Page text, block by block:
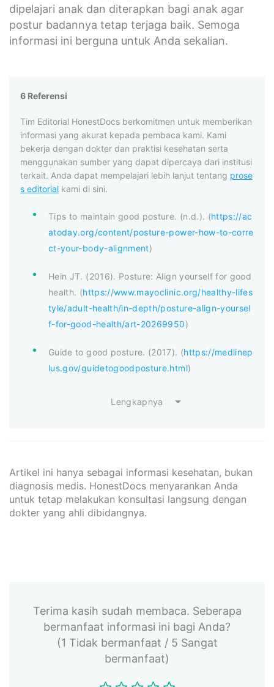
dipelajari anak dan diterapkan bagi anak agar
postur badannya tetap terjaga baik. Semoga
informasi ini berguna untuk Anda sekalian.
6 Referensi
Tim Editorial HonestDocs berkomitmen untuk memberikan
informasi yang akurat kepada pembaca kami. Kami
bekerja dengan dokter dan praktisi kesehatan serta
menggunakan sumber yang dapat dipercaya dari institusi
terkait. Anda dapat mempelajari lebih lanjut tentang prose
s editorial kami di sini.
Tips to maintain good posture. (n.d.). (https://ac
atoday.org/content/posture-power-how-to-corre
ct-your-body-alignment)
Hein JT. (2016). Posture: Align yourself for good
health. (https://www.mayoclinic.org/healthy-lifes
tyle/adult-health/in-depth/posture-align-yoursel
f-for-good-health/art-20269950)
Guide to good posture. (2017). (https://medlinep
lus.gov/guidetogoodposture.html)
Lengkapnya
Artikel ini hanya sebagai informasi kesehatan, bukan
diagnosis medis. HonestDocs menyarankan Anda
untuk tetap melakukan konsultasi langsung dengan
dokter yang ahli dibidangnya.
Terima kasih sudah membaca. Seberapa
bermanfaat informasi ini bagi Anda?
(1 Tidak bermanfaat / 5 Sangat
bermanfaat)